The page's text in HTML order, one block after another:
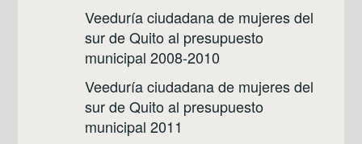
Veeduría ciudadana de mujeres del
sur de Quito al presupuesto
municipal 2008-2010
Veeduría ciudadana de mujeres del
sur de Quito al presupuesto
municipal 2011